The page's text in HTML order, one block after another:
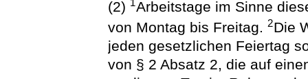
(2) 1Arbeitstage im Sinne
von Montag bis Freitag.2Die
jeden gesetzlichen Feiertag
von § 2 Absatz 2, die auf